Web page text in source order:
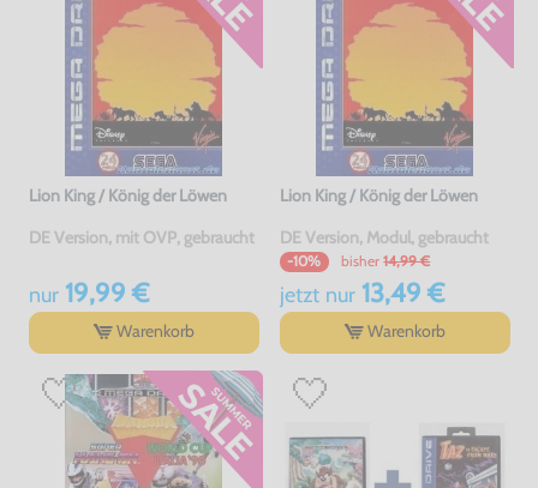
Lion King / König der Löwen
DE Version, mit OVP, gebraucht
nur19,99 €
Warenkorb
Lion King / König der Löwen
DE Version, Modul, gebraucht
-10% bisher 14,99 €
jetzt nur13,49 €
Warenkorb